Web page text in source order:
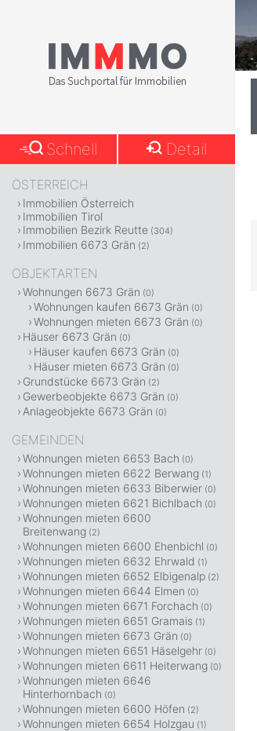
Schnell Detail
ÖSTERREICH
Immobilien Österreich
Immobilien Tirol
Immobilien Bezirk Reutte (304)
Immobilien 6673 Grän (2)
OBJEKTARTEN
Wohnungen 6673 Grän (0)
Wohnungen kaufen 6673 Grän (0)
Wohnungen mieten 6673 Grän (0)
Häuser 6673 Grän (0)
Häuser kaufen 6673 Grän (0)
Häuser mieten 6673 Grän (0)
Grundstücke 6673 Grän (2)
Gewerbeobjekte 6673 Grän (0)
Anlageobjekte 6673 Grän (0)
GEMEINDEN
Wohnungen mieten 6653 Bach (0)
Wohnungen mieten 6622 Berwang (1)
Wohnungen mieten 6633 Biberwier (0)
Wohnungen mieten 6621 Bichlbach (0)
Wohnungen mieten 6600
Breitenwang (2)
Wohnungen mieten 6600 Ehenbichl (0)
Wohnungen mieten 6632 Ehrwald (1)
Wohnungen mieten 6652 Elbigenalp (2)
Wohnungen mieten 6644 Elmen (0)
Wohnungen mieten 6671 Forchach (0)
Wohnungen mieten 6651 Gramais (1)
Wohnungen mieten 6673 Grän (0)
Wohnungen mieten 6651 Häselgehr (0)
Wohnungen mieten 6611 Heiterwang (0)
Wohnungen mieten 6646
Hinterhornbach (0)
Wohnungen mieten 6600 Höfen (2)
Wohnungen mieten 6654 Holzgau (1)